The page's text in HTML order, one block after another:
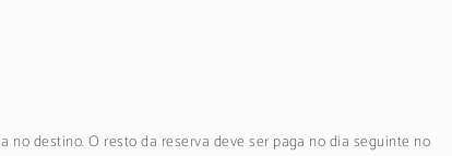
no destino. O resto da reserva deve ser paga no dia seguinte no